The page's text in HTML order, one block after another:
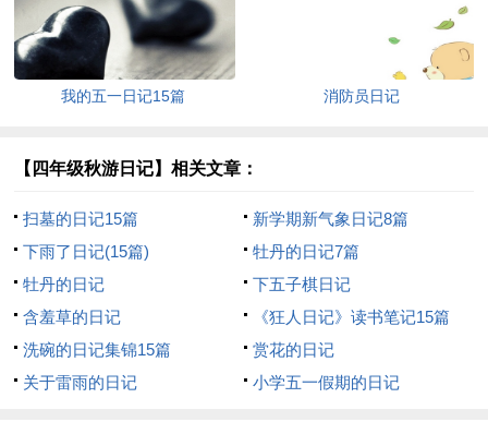
我的五一日记15篇 消防员日记
【四年级秋游日记】相关文章：
扫墓的日记15篇
新学期新气象日记8篇
下雨了日记(15篇)
牡丹的日记7篇
牡丹的日记
下五子棋日记
含羞草的日记
《狂人日记》读书笔记15篇
洗碗的日记集锦15篇
赏花的日记
关于雷雨的日记
小学五一假期的日记